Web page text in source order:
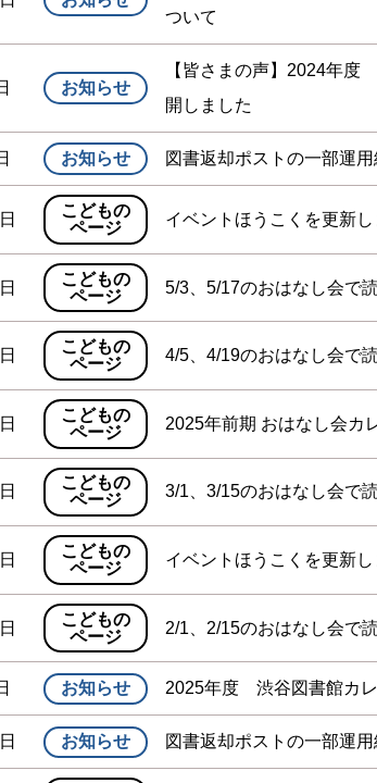
ついて
お知らせ
【皆さまの声】2024年
開しました
お知らせ 図書返却ポストの一部運
こどもの
ページ
イベントほうこくを更新し
こどもの
ページ
5/3、5/17のおはなし会で
こどもの
ページ
4/5、4/19のおはなし会で
こどもの
ページ
2025年前期 おはなし会カ
こどもの
ページ
3/1、3/15のおはなし会で
こどもの
ページ
イベントほうこくを更新し
こどもの
ページ
2/1、2/15のおはなし会で
お知らせ 2025年度 渋谷図書館カ
お知らせ 図書返却ポストの一部運